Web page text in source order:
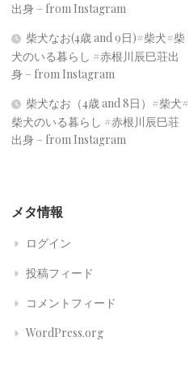
出身 – from Instagram
柴犬なお(4歳 and 9日)#柴犬#柴
犬のいる暮らし #赤根川辰巳荘出
身 – from Instagram
柴犬なお（4歳 and 8日）#柴犬#
柴犬のいる暮らし #赤根川辰巳荘
出身 – from Instagram
メタ情報
ログイン
投稿フィード
コメントフィード
WordPress.org